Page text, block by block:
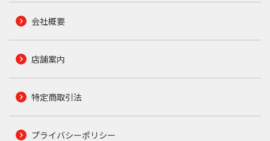
会社概要
店舗案内
特定商取引法
プライバシーポリシー